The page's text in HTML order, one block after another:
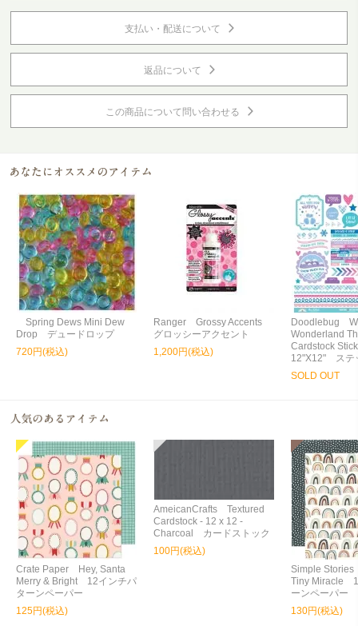
支払い・配送について
返品について
この商品について問い合わせる
Spring Dews Mini Dew
Drop デュードロップ
720円(税込)
Ranger Grossy Accents
グロッシーアクセント
1,200円(税込)
Doodlebug
Wonderland
Cardstock
12"X12" ステ
SOLD OUT
Crate Paper Hey, Santa
Merry & Bright 12インチパ
ターンペーパー
125円(税込)
AmeicanCrafts Textured
Cardstock - 12 x 12 -
Charcoal カードストック
100円(税込)
Simple
Tiny Miracle
ーンペーパー
130円(税込)